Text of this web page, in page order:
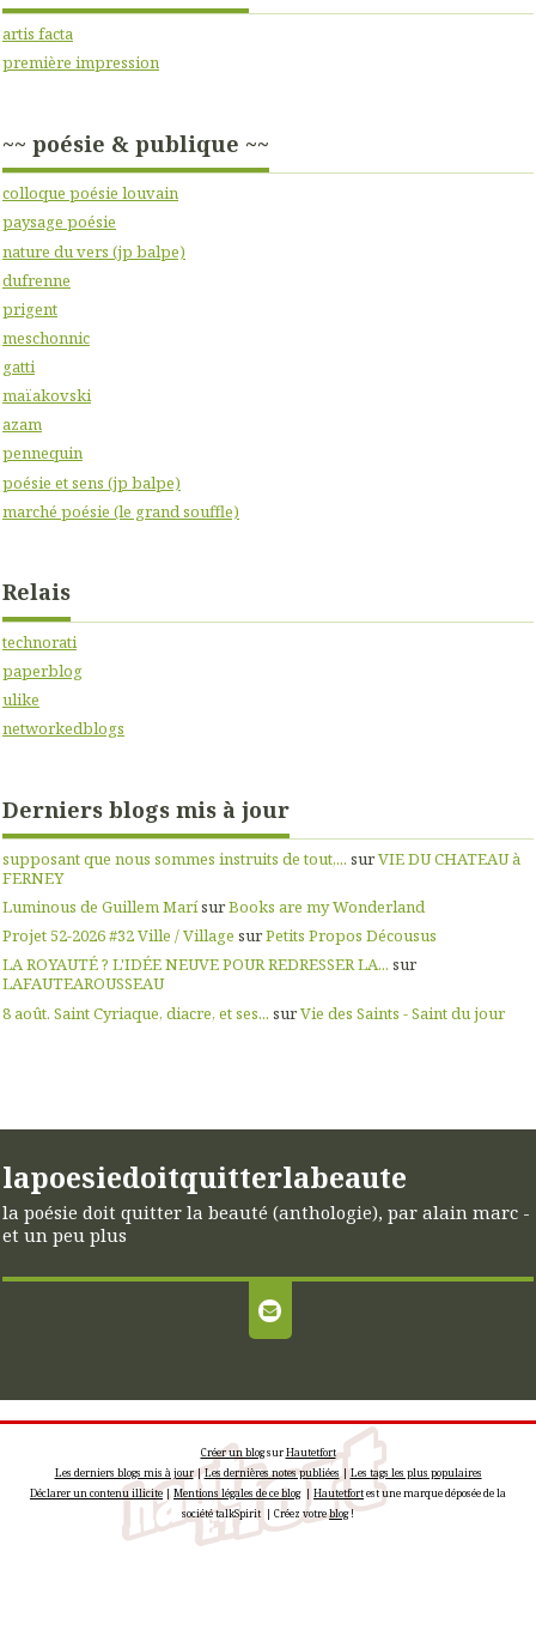
artis facta
première impression
~~ poésie & publique ~~
colloque poésie louvain
paysage poésie
nature du vers (jp balpe)
dufrenne
prigent
meschonnic
gatti
maïakovski
azam
pennequin
poésie et sens (jp balpe)
marché poésie (le grand souffle)
Relais
technorati
paperblog
ulike
networkedblogs
Derniers blogs mis à jour
supposant que nous sommes instruits de tout,... surVIE DU CHATEAU à
FERNEY
Luminous de Guillem MarísurBooks are my Wonderland
Projet 52-2026 #32 Ville / Village surPetits Propos Décousus
LA ROYAUTÉ ? L'IDÉE NEUVE POUR REDRESSER LA... sur
LAFAUTEAROUSSEAU
8 août. Saint Cyriaque, diacre, et ses... surVie des Saints - Saint du jour
lapoesiedoitquitterlabeaute
la poésie doit quitter la beauté (anthologie), par alain marc -
et un peu plus
Créer un blogsurHautetfort
Les derniers blogs mis à jour|Les dernières notes publiées |Les tags les plus populaires
Déclarer un contenu illicite|Mentions légales de ce blog| Hautetfortest une marque déposée de la
société talkSpirit | Créez votreblog!